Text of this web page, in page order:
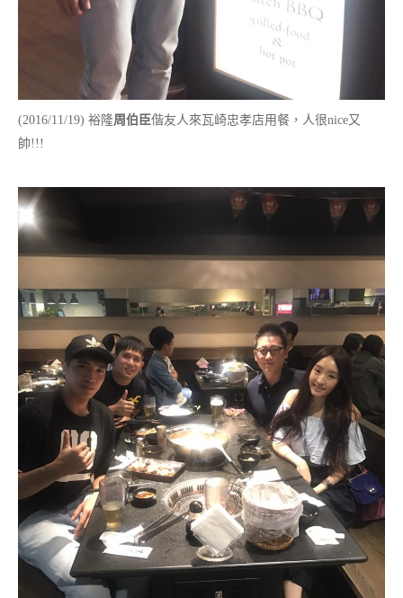
(2016/11/19) 裕隆周伯臣偕友人來瓦崎忠孝店用餐，人很nice又
帥!!!